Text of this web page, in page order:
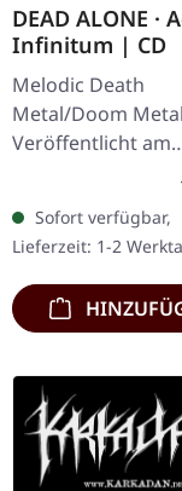
DEAD ALONE ·
Infinitum | CD
Melodic Death
Metal/Doom
Veröffentlicht am
28.09.2012, auf
Chaos Records.
Jewelcase. Dead
liefern mit "Ad
ein…
Sofort verfügbar,
Lieferzeit: 1-2